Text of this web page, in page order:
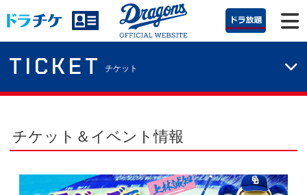
TICKET チケット
チケット＆イベント情報